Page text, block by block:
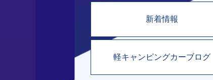
新着情報
軽キャンピングカーブログ